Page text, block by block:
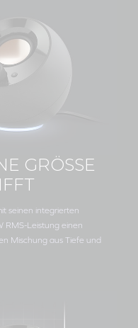
GRÖSSE
seinen integrierten
RMS-Leistung einen
Mischung aus Tiefe und